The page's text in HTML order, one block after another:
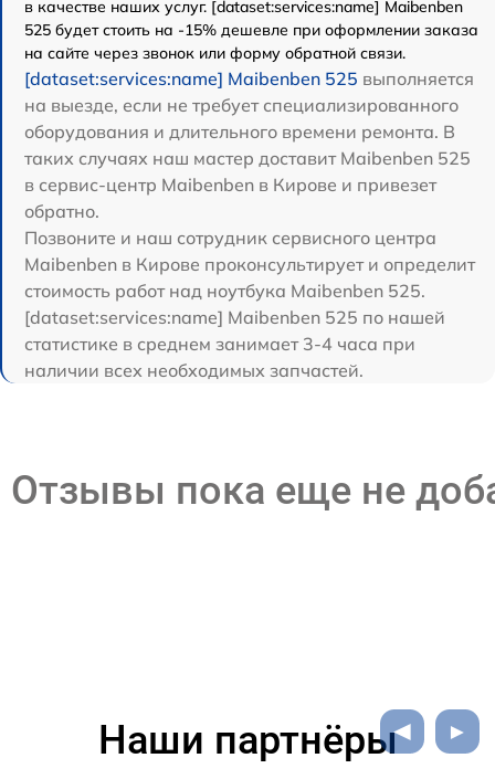
в качестве наших услуг. [dataset:services:name] Maibenben
525 будет стоить на -15% дешевле при оформлении заказа
на сайте через звонок или форму обратной связи.
[dataset:services:name] Maibenben 525 выполняется
на выезде, если не требует специализированного
оборудования и длительного времени ремонта. В
таких случаях наш мастер доставит Maibenben 525
в сервис-центр Maibenben в Кирове и привезет
обратно.
Позвоните и наш сотрудник сервисного центра
Maibenben в Кирове проконсультирует и определит
стоимость работ над ноутбука Maibenben 525.
[dataset:services:name] Maibenben 525 по нашей
статистике в среднем занимает 3-4 часа при
наличии всех необходимых запчастей.
Отзывы пока еще не
Наши партнёры